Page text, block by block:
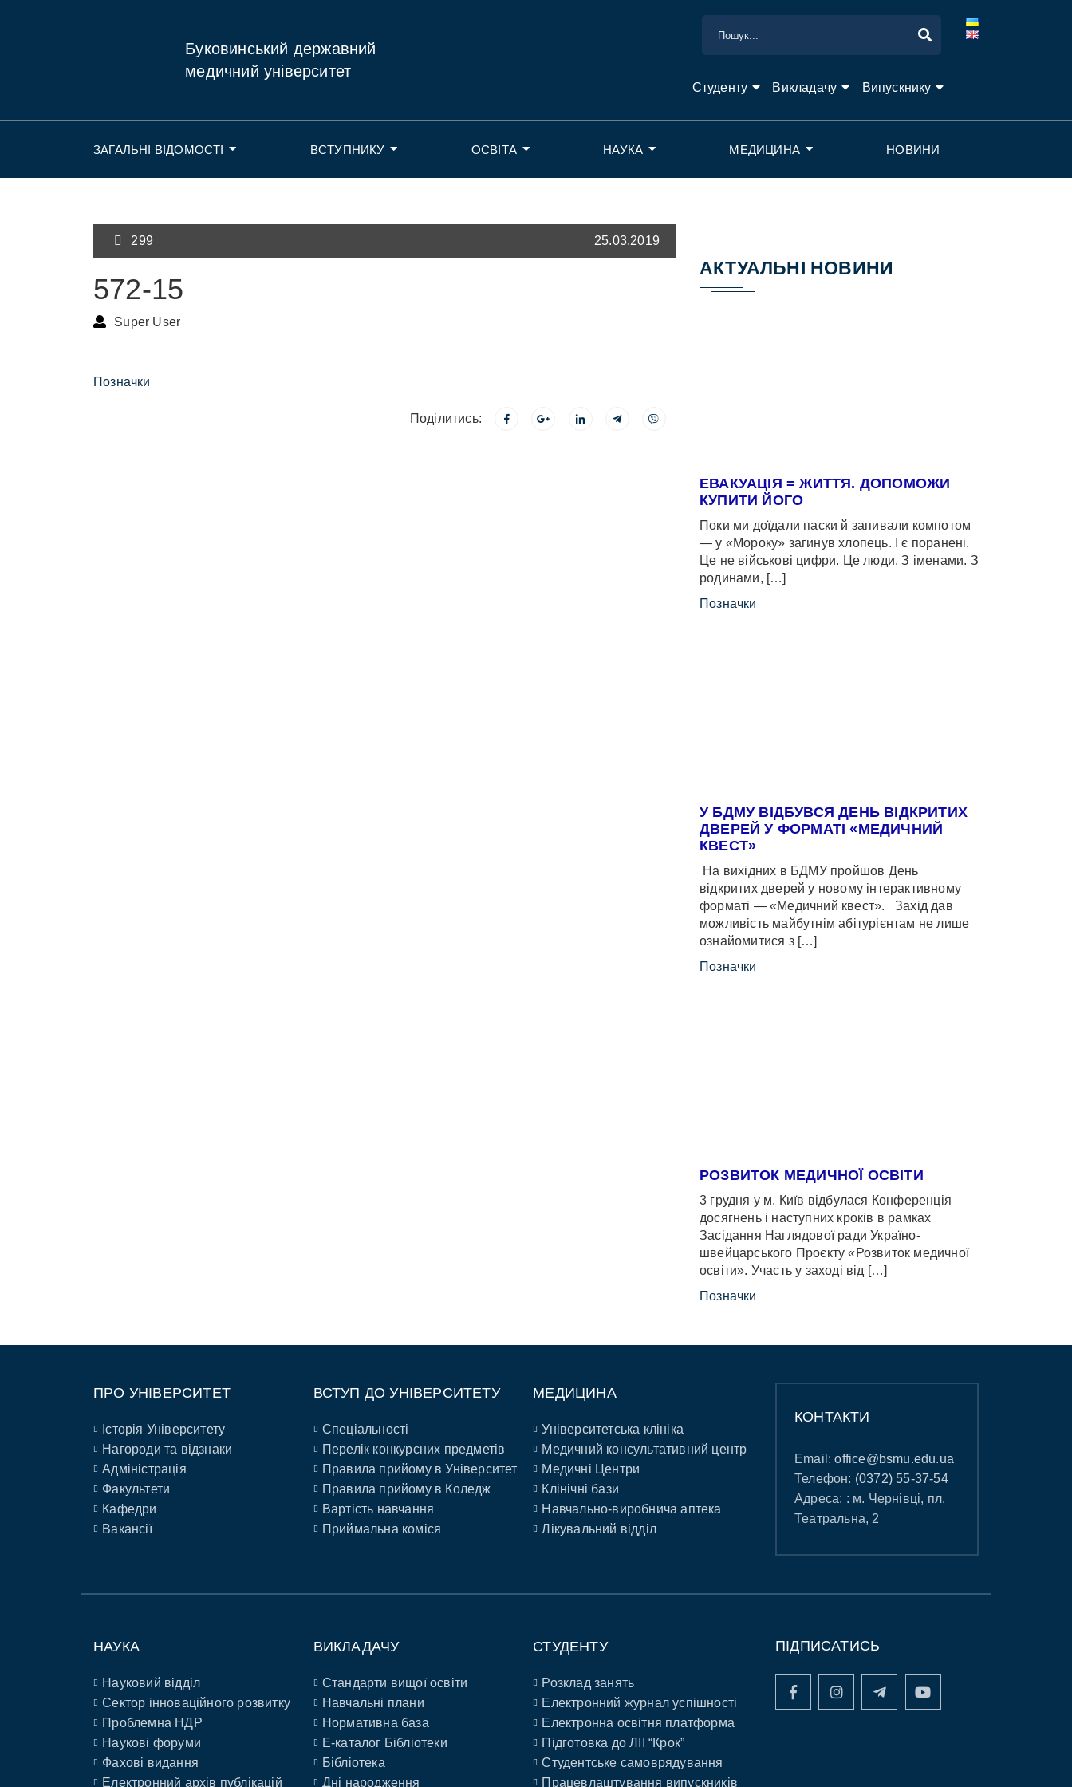
Буковинський державний
медичний університет
Студенту Викладачу Випускнику
ЗАГАЛЬНІ ВІДОМОСТІ ВСТУПНИКУ ОСВІТА НАУКА МЕДИЦИНА НОВИНИ
299 25.03.2019
572-15
Super User
Позначки
Поділитись:
АКТУАЛЬНІ НОВИНИ
ЕВАКУАЦІЯ = ЖИТТЯ. ДОПОМОЖИ
КУПИТИ ЙОГО
Поки ми доїдали паски й запивали компотом
— у «Мороку» загинув хлопець. І є поранені.
Це не військові цифри. Це люди. З іменами. З
родинами, […]
Позначки
У БДМУ ВІДБУВСЯ ДЕНЬ ВІДКРИТИХ
ДВЕРЕЙ У ФОРМАТІ «МЕДИЧНИЙ
КВЕСТ»
На вихідних в БДМУ пройшов День
відкритих дверей у новому інтерактивному
форматі — «Медичний квест». Захід дав
можливість майбутнім абітурієнтам не лише
ознайомитися з […]
Позначки
РОЗВИТОК МЕДИЧНОЇ ОСВІТИ
3 грудня у м. Київ відбулася Конференція
досягнень і наступних кроків в рамках
Засідання Наглядової ради Україно-
швейцарського Проєкту «Розвиток медичної
освіти». Участь у заході від […]
Позначки
ПРО УНІВЕРСИТЕТ
Історія Університету
Нагороди та відзнаки
Адміністрація
Факультети
Кафедри
Вакансії
ВСТУП ДО УНІВЕРСИТЕТУ
Спеціальності
Перелік конкурсних предметів
Правила прийому в Університет
Правила прийому в Коледж
Вартість навчання
Приймальна коміся
МЕДИЦИНА
Університетська клініка
Медичний консультативний центр
Медичні Центри
Клінічні бази
Навчально-виробнича аптека
Лікувальний відділ
КОНТАКТИ
Email:office@bsmu.edu.ua
Телефон: (0372) 55-37-54
Адреса: : м. Чернівці, пл.
Театральна, 2
НАУКА
Науковий відділ
Сектор інноваційного розвитку
Проблемна НДР
Наукові форуми
Фахові видання
Електронний архів публікацій
ВИКЛАДАЧУ
Стандарти вищої освіти
Навчальні плани
Нормативна база
E-каталог Бібліотеки
Бібліотека
Дні народження
СТУДЕНТУ
Розклад занять
Електронний журнал успішності
Електронна освітня платформа
Підготовка до ЛІІ “Крок”
Студентське самоврядування
Працевлаштування випускників
ПІДПИСАТИСЬ